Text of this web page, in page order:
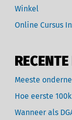
Winkel
Online Cursus
Meeste
Hoe eerste
Wanneer als